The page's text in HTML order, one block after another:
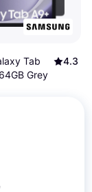
Tab
Grey
4.3